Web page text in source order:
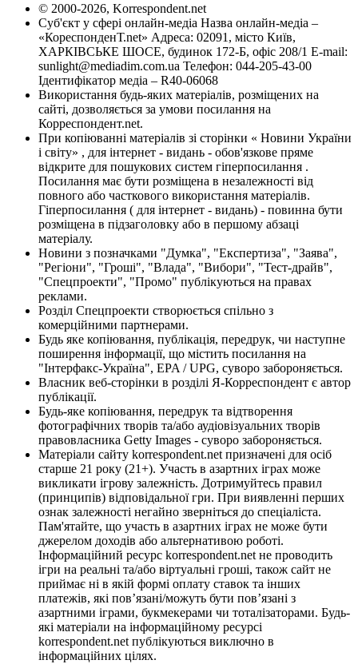
© 2000-2026, Korrespondent.net
Суб'єкт у сфері онлайн-медіа Назва онлайн-медіа –
«КореспонденТ.net» Адреса: 02091, місто Київ,
ХАРКІВСЬКЕ ШОСЕ, будинок 172-Б, офіс 208/1 E-mail:
sunlight@mediadim.com.ua Телефон: 044-205-43-00
Ідентифікатор медіа – R40-06068
Використання будь-яких матеріалів, розміщених на
сайті, дозволяється за умови посилання на
Корреспондент.net.
При копіюванні матеріалів зі сторінки « Новини України
і світу» , для інтернет - видань - обов'язкове пряме
відкрите для пошукових систем гіперпосилання .
Посилання має бути розміщена в незалежності від
повного або часткового використання матеріалів.
Гіперпосилання ( для інтернет - видань) - повинна бути
розміщена в підзаголовку або в першому абзаці
матеріалу.
Новини з позначками "Думка", "Експертиза", "Заява",
"Регіони", "Гроші", "Влада", "Вибори", "Тест-драйв",
"Спецпроекти", "Промо" публікуються на правах
реклами.
Розділ Спецпроекти створюється спільно з
комерційними партнерами.
Будь яке копіювання, публікація, передрук, чи наступне
поширення інформації, що містить посилання на
"Інтерфакс-Україна", EPA / UPG, суворо забороняється.
Власник веб-сторінки в розділі Я-Корреспондент є автор
публікації.
Будь-яке копіювання, передрук та відтворення
фотографічних творів та/або аудіовізуальних творів
правовласника Getty Images - суворо забороняється.
Матеріали сайту korrespondent.net призначені для осіб
старше 21 року (21+). Участь в азартних іграх може
викликати ігрову залежність. Дотримуйтесь правил
(принципів) відповідальної гри. При виявленні перших
ознак залежності негайно зверніться до спеціаліста.
Пам'ятайте, що участь в азартних іграх не може бути
джерелом доходів або альтернативою роботі.
Інформаційний ресурс korrespondent.net не проводить
ігри на реальні та/або віртуальні гроші, також сайт не
приймає ні в якій формі оплату ставок та інших
платежів, які пов’язані/можуть бути пов’язані з
азартними іграми, букмекерами чи тоталізаторами. Будь-
які матеріали на інформаційному ресурсі
korrespondent.net публікуються виключно в
інформаційних цілях.